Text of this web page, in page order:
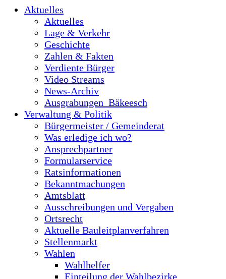
Aktuelles
Aktuelles
Lage & Verkehr
Geschichte
Zahlen & Fakten
Verdiente Bürger
Video Streams
News-Archiv
Ausgrabungen_Bäkeesch
Verwaltung & Politik
Bürgermeister / Gemeinderat
Was erledige ich wo?
Ansprechpartner
Formularservice
Ratsinformationen
Bekanntmachungen
Amtsblatt
Ausschreibungen und Vergaben
Ortsrecht
Aktuelle Bauleitplanverfahren
Stellenmarkt
Wahlen
Wahlhelfer
Einteilung der Wahlbezirke